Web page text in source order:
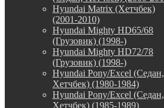
Hyundai Matrix (Хетчбек)
(2001-2010)
Hyundai Mighty HD65/68
(Грузовик) (1998-)
Hyundai Mighty HD72/78
(Грузовик) (1998-)
Hyundai Pony/Excel (Седан,
Хетчбек) (1980-1984)
Hyundai Pony/Excel (Седан,
Хетчбек) (1985-1989)